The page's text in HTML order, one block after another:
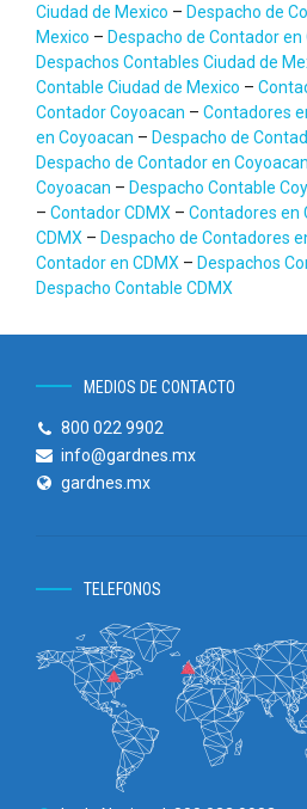
Ciudad de Mexico – Despacho de
Mexico – Despacho de Contador
Despachos Contables Ciudad de
Contable Ciudad de Mexico –
Contador Coyoacan – Contadores
en Coyoacan – Despacho de
Despacho de Contador en Coyoacan
Coyoacan – Despacho Contable
– Contador CDMX – Contadores en
CDMX – Despacho de Contadores
Contador en CDMX – Despachos
Despacho Contable CDMX
MEDIOS DE CONTACTO
800 022 9902
info@gardnes.mx
gardnes.mx
TELEFONOS